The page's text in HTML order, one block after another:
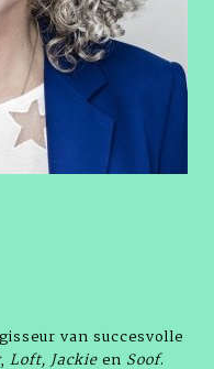
van succesvolle
, Loft, Jackie en Soof.